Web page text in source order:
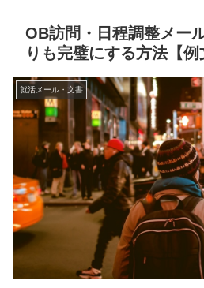
OB訪問・日程調整メー
りも完璧にする方法【例
就活メール・文書